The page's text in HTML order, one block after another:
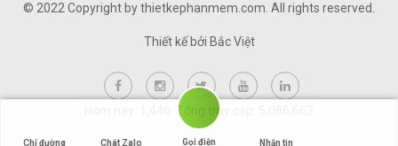
© 2022 Copyright by thietkephanmem.com. All rights reserved.
Thiết kế bởi Bắc Việt
Hôm nay: 1,446 Tổng truy cập: 5,086,663
Chỉ đường Chát Zalo Gọi điện Nhắn tin